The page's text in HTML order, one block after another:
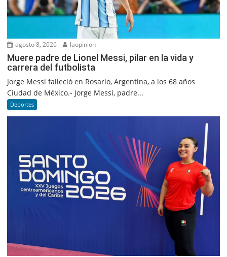
agosto 8, 2026 laopinion
Muere padre de Lionel Messi, pilar en la vida y
carrera del futbolista
Jorge Messi falleció en Rosario, Argentina, a los 68 años
Ciudad de México.- Jorge Messi, padre...
Deportes